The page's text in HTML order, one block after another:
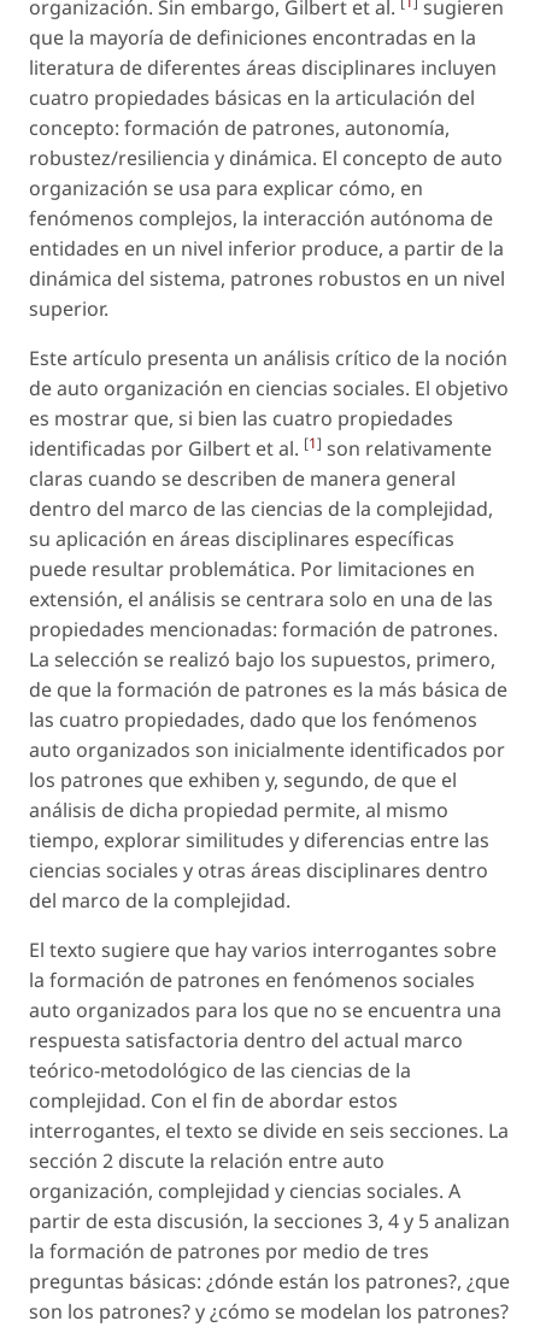
organización. Sin embargo, Gilbert et al.
sugieren
que la mayoría de definiciones encontradas en la
literatura de diferentes áreas disciplinares incluyen
cuatro propiedades básicas en la articulación del
concepto: formación de patrones, autonomía,
robustez/resiliencia y dinámica. El concepto de auto
organización se usa para explicar cómo, en
fenómenos complejos, la interacción autónoma de
entidades en un nivel inferior produce, a partir de la
dinámica del sistema, patrones robustos en un nivel
superior.
Este artículo presenta un análisis crítico de la noción
de auto organización en ciencias sociales. El objetivo
es mostrar que, si bien las cuatro propiedades
identificadas por Gilbert et al. [1] son relativamente
claras cuando se describen de manera general
dentro del marco de las ciencias de la complejidad,
su aplicación en áreas disciplinares específicas
puede resultar problemática. Por limitaciones en
extensión, el análisis se centrara solo en una de las
propiedades mencionadas: formación de patrones.
La selección se realizó bajo los supuestos, primero,
de que la formación de patrones es la más básica de
las cuatro propiedades, dado que los fenómenos
auto organizados son inicialmente identificados por
los patrones que exhiben y, segundo, de que el
análisis de dicha propiedad permite, al mismo
tiempo, explorar similitudes y diferencias entre las
ciencias sociales y otras áreas disciplinares dentro
del marco de la complejidad.
El texto sugiere que hay varios interrogantes sobre
la formación de patrones en fenómenos sociales
auto organizados para los que no se encuentra una
respuesta satisfactoria dentro del actual marco
teórico-metodológico de las ciencias de la
complejidad. Con el fin de abordar estos
interrogantes, el texto se divide en seis secciones. La
sección 2 discute la relación entre auto
organización, complejidad y ciencias sociales. A
partir de esta discusión, la secciones 3, 4 y 5 analizan
la formación de patrones por medio de tres
preguntas básicas: ¿dónde están los patrones?, ¿que
son los patrones? y ¿cómo se modelan los patrones?